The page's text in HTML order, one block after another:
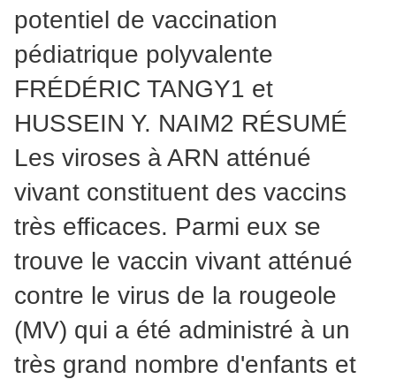
potentiel de vaccination
pédiatrique polyvalente
FRÉDÉRIC TANGY1 et
HUSSEIN Y. NAIM2 RÉSUMÉ
Les viroses à ARN atténué
vivant constituent des vaccins
très efficaces. Parmi eux se
trouve le vaccin vivant atténué
contre le virus de la rougeole
(MV) qui a été administré à un
très grand nombre d'enfants et